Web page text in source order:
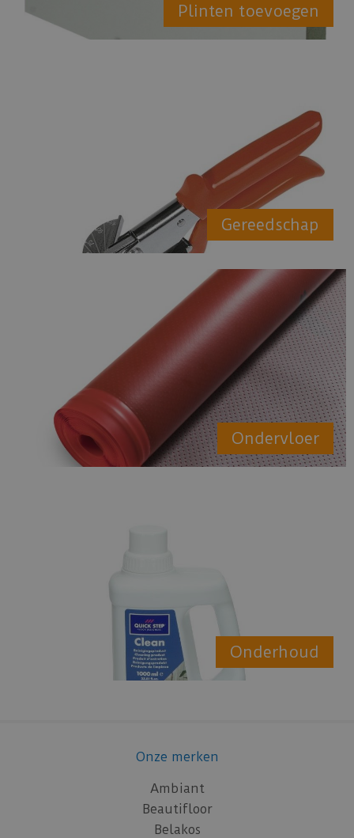
Plinten toevoegen
Gereedschap
Ondervloer
Onderhoud
Onze merken
Ambiant
Beautifloor
Belakos